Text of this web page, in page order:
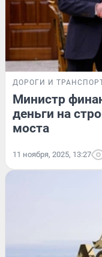
ДОРОГИ И
Министр
деньги на
моста
11 ноября, 2025, 13:27